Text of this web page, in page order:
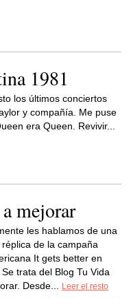
1981
los últimos conciertos
y compañía. Me puse
era Queen. Revivir...
mejorar
les hablamos de una
réplica de la campaña
It gets better en
trata del Blog Tu Vida
Desde...
Leer el resto